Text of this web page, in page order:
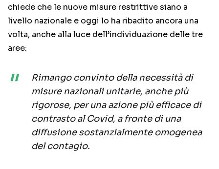
chiede che le nuove misure restrittive siano a
livello nazionale e oggi lo ha ribadito ancora una
volta, anche alla luce dell’individuazione delle tre
aree:
Rimango convinto della necessità di
misure nazionali unitarie, anche più
rigorose, per una azione più efficace di
contrasto al Covid, a fronte di una
diffusione sostanzialmente omogenea
del contagio.